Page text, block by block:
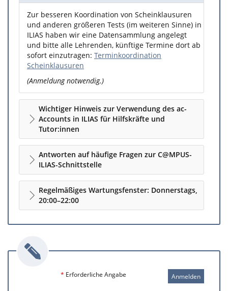
Zur besseren Koordination von Scheinklausuren
und anderen größeren Tests (im weiteren Sinne) in
ILIAS haben wir eine Datensammlung angelegt
und bitte alle Lehrenden, künftige Termine dort ab
sofort einzutragen: Terminkoordination
Scheinklausuren
(Anmeldung notwendig.)
Wichtiger Hinweis zur Verwendung des ac-
Accounts in ILIAS für Hilfskräfte und
Tutor:innen
Antworten auf häufige Fragen zur C@MPUS-
ILIAS-Schnittstelle
Regelmäßiges Wartungsfenster: Donnerstags,
20:00–22:00
Anmelden
* Erforderliche Angabe